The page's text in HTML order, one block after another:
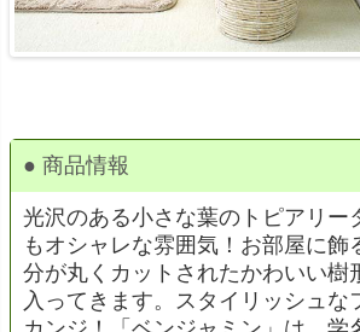
● 商品情報
光沢のある小さな葉のトピアリー
もオシャレな雰囲気！お部屋に飾
分が丸くカットされたかわいい樹
入ってきます。スタイリッシュな